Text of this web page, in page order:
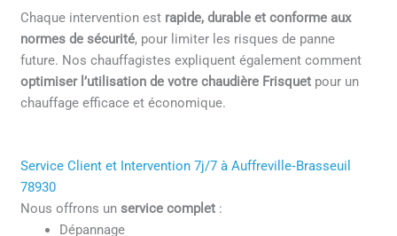
Chaque intervention est rapide, durable et conforme aux
normes de sécurité, pour limiter les risques de panne
future. Nos chauffagistes expliquent également comment
optimiser l’utilisation de votre chaudière Frisquet pour un
chauffage efficace et économique.
Service Client et Intervention 7j/7 à Auffreville‑Brasseuil
78930
Nous offrons unservice complet :
Dépannage